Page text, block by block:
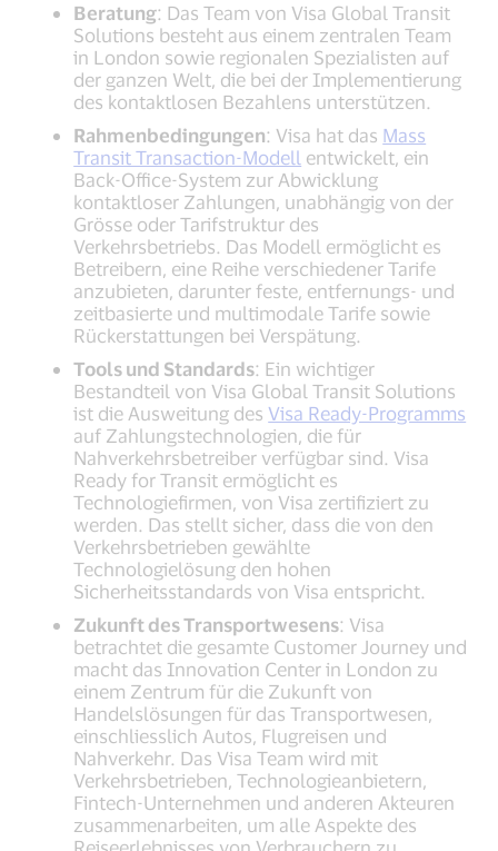
Beratung: Das Team von Visa Global Transit
Solutions besteht aus einem zentralen Team
in London sowie regionalen Spezialisten auf
der ganzen Welt, die bei der Implementierung
des kontaktlosen Bezahlens unterstützen.
Rahmenbedingungen: Visa hat das Mass
Transit Transaction-Modell entwickelt, ein
Back-Office-System zur Abwicklung
kontaktloser Zahlungen, unabhängig von der
Grösse oder Tarifstruktur des
Verkehrsbetriebs. Das Modell ermöglicht es
Betreibern, eine Reihe verschiedener Tarife
anzubieten, darunter feste, entfernungs- und
zeitbasierte und multimodale Tarife sowie
Rückerstattungen bei Verspätung.
Tools und Standards: Ein wichtiger
Bestandteil von Visa Global Transit Solutions
ist die Ausweitung desVisa Ready-Programms
auf Zahlungstechnologien, die für
Nahverkehrsbetreiber verfügbar sind. Visa
Ready for Transit ermöglicht es
Technologiefirmen, von Visa zertifiziert zu
werden. Das stellt sicher, dass die von den
Verkehrsbetrieben gewählte
Technologielösung den hohen
Sicherheitsstandards von Visa entspricht.
Zukunft des Transportwesens: Visa
betrachtet die gesamte Customer Journey und
macht das Innovation Center in London zu
einem Zentrum für die Zukunft von
Handelslösungen für das Transportwesen,
einschliesslich Autos, Flugreisen und
Nahverkehr. Das Visa Team wird mit
Verkehrsbetrieben, Technologieanbietern,
Fintech-Unternehmen und anderen Akteuren
zusammenarbeiten, um alle Aspekte des